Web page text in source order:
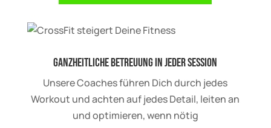
Ganzheitliche Betreuung in jeder Session
Unsere Coaches führen Dich durch jedes
Workout und achten auf jedes Detail, leiten an
und optimieren, wenn nötig